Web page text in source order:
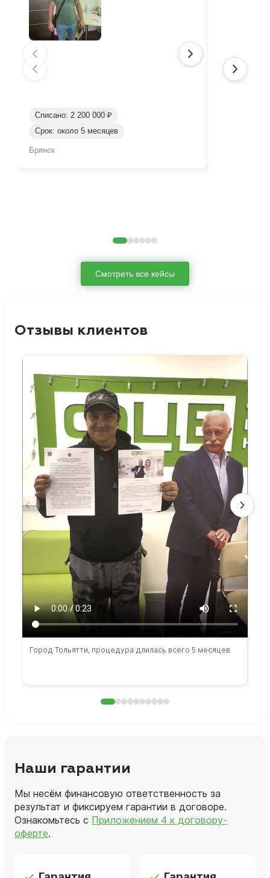
Списано: 2 200 000 ₽
Срок: около 5 месяцев
Брянск
Смотреть все кейсы
Отзывы клиентов
Город Тольятти, процедура длилась всего 5 месяцев
Наши гарантии
Мы несём финансовую ответственность за
результат и фиксируем гарантии в договоре.
Ознакомьтесь с Приложением 4 к договору-
оферте.